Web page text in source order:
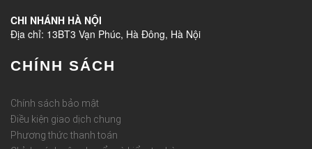
CHI NHÁNH HÀ NỘI
Địa chỉ: 13BT3 Vạn Phúc, Hà Đông, Hà Nội
CHÍNH SÁCH
Chính sách bảo mật
Điều kiện giao dịch chung
Phương thức thanh toán